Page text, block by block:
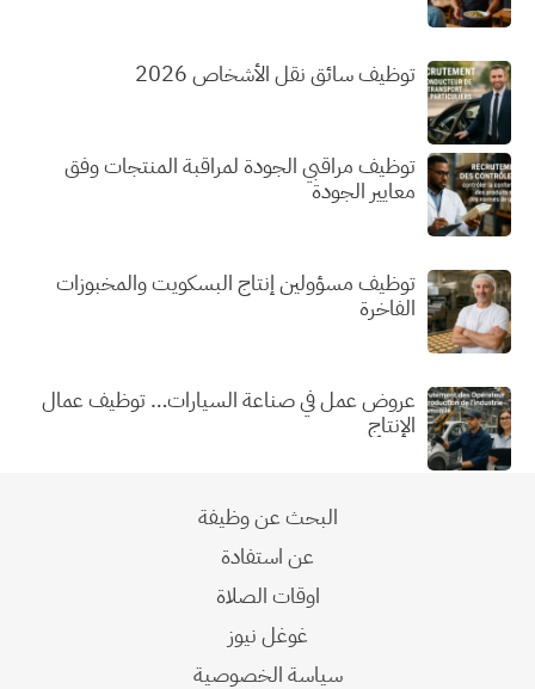
توظيف سائق نقل الأشخاص 2026
توظيف مراقبي الجودة لمراقبة المنتجات وفق
معايير الجودة
توظيف مسؤولين إنتاج البسكويت والمخبوزات
الفاخرة
عروض عمل في صناعة السيارات… توظيف عمال
الإنتاج
البحث عن وظيفة
عن استفادة
اوقات الصلاة
غوغل نيوز
سياسة الخصوصية